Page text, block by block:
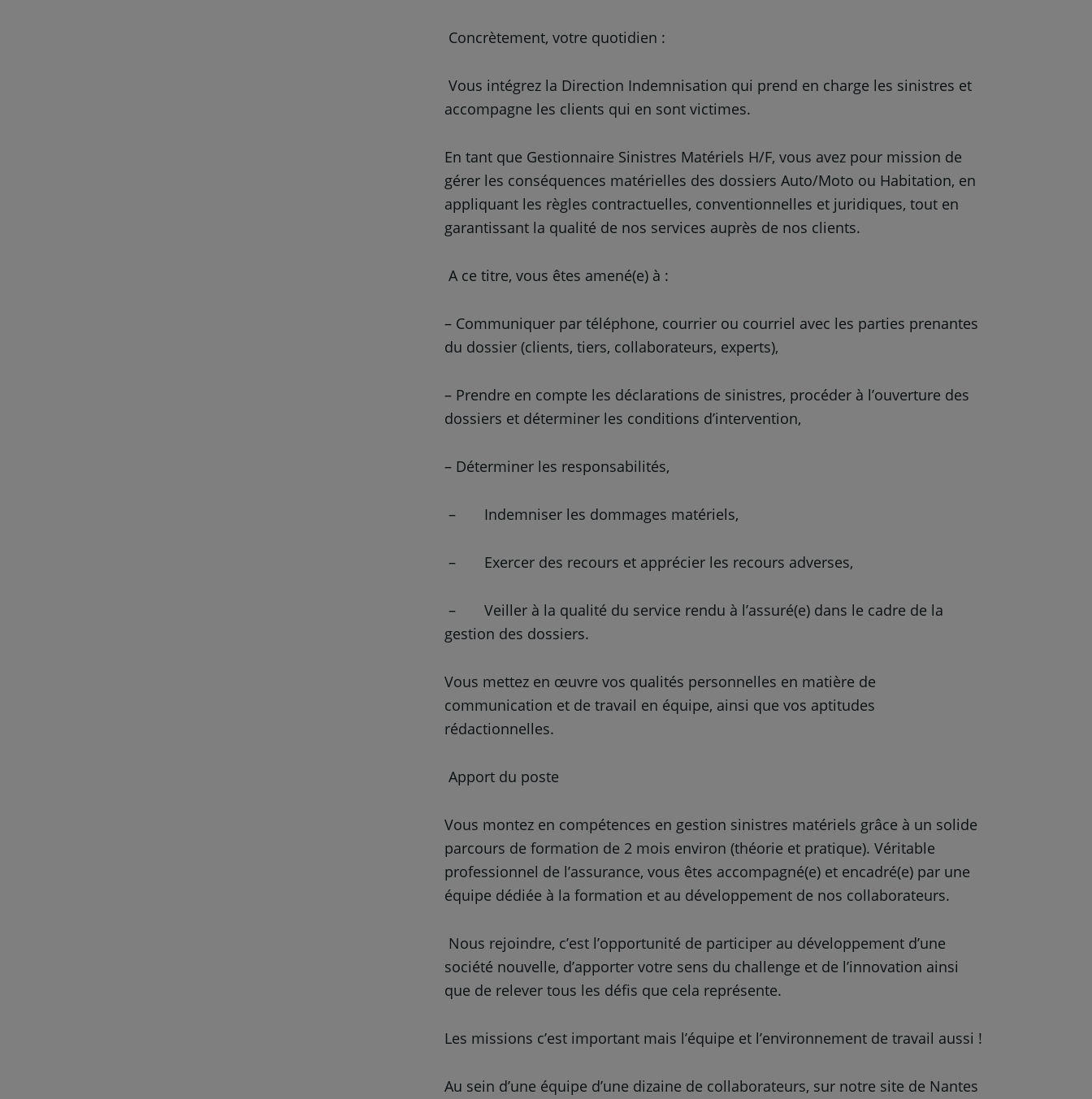
Concrètement, votre quotidien :
Vous intégrez la Direction Indemnisation qui prend en charge les sinistres et
accompagne les clients qui en sont victimes.
En tant que Gestionnaire Sinistres Matériels H/F, vous avez pour mission de
gérer les conséquences matérielles des dossiers Auto/Moto ou Habitation, en
appliquant les règles contractuelles, conventionnelles et juridiques, tout en
garantissant la qualité de nos services auprès de nos clients.
A ce titre, vous êtes amené(e) à :
– Communiquer par téléphone, courrier ou courriel avec les parties prenantes
du dossier (clients, tiers, collaborateurs, experts),
– Prendre en compte les déclarations de sinistres, procéder à l’ouverture des
dossiers et déterminer les conditions d’intervention,
– Déterminer les responsabilités,
– Indemniser les dommages matériels,
– Exercer des recours et apprécier les recours adverses,
– Veiller à la qualité du service rendu à l’assuré(e) dans le cadre de la
gestion des dossiers.
Vous mettez en œuvre vos qualités personnelles en matière de
communication et de travail en équipe, ainsi que vos aptitudes
rédactionnelles.
Apport du poste
Vous montez en compétences en gestion sinistres matériels grâce à un solide
parcours de formation de 2 mois environ (théorie et pratique). Véritable
professionnel de l’assurance, vous êtes accompagné(e) et encadré(e) par une
équipe dédiée à la formation et au développement de nos collaborateurs.
Nous rejoindre, c’est l’opportunité de participer au développement d’une
société nouvelle, d’apporter votre sens du challenge et de l’innovation ainsi
que de relever tous les défis que cela représente.
Les missions c’est important mais l’équipe et l’environnement de travail aussi !
Au sein d’une équipe d’une dizaine de collaborateurs, sur notre site de Nantes